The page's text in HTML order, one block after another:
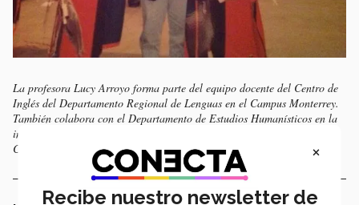
La profesora Lucy Arroyo forma parte del equipo docente del Centro de
Inglés del Departamento Regional de Lenguas en el Campus Monterrey.
También colabora con el Departamento de Estudios Humanísticos en la
impartición del curso Introduction to Mexican Culture, y con la revista
Campus Cultural.
×
Recibe nuestro newsletter de